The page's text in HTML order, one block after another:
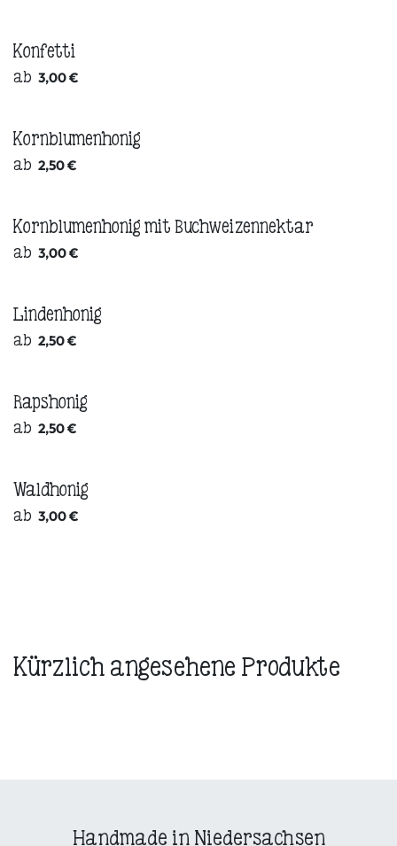
Konfetti
ab 3,00€
Kornblumenhonig
ab 2,50€
Kornblumenhonig mit Buchweizennektar
ab 3,00€
Lindenhonig
ab 2,50€
Rapshonig
ab 2,50€
Waldhonig
ab 3,00€
Kürzlich angesehene Produkte
Handmade in Niedersachsen